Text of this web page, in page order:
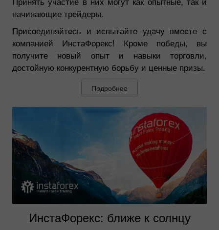
начинающие трейдеры.
Присоединяйтесь и испытайте удачу вместе с
компанией ИнстаФорекс! Кроме победы, вы
получите новый опыт и навыки торговли,
достойную конкурентную борьбу и ценные призы.
Подробнее
ИнстаФорекс: ближе к солнцу